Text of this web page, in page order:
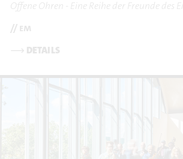
Offene Ohren - Eine Reihe der Freunde des
// em
⟶ DETAILS